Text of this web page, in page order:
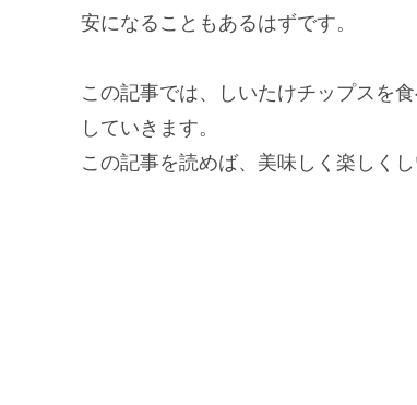
安になることもあるはずです。
この記事では、しいたけチップスを
していきます。
この記事を読めば、美味しく楽しく